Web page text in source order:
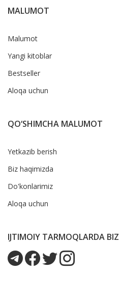
MALUMOT
Malumot
Yangi kitoblar
Bestseller
Aloqa uchun
QO‘SHIMCHA MALUMOT
Yetkazib berish
Biz haqimizda
Do'konlarimiz
Aloqa uchun
IJTIMOIY TARMOQLARDA BIZ